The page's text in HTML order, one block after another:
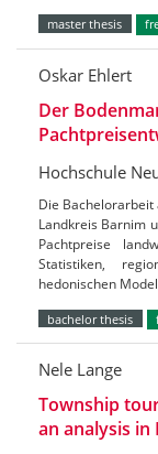
master thesis
Oskar Ehlert
Der
Hochschule
Die
Landkreis Barnim
Pachtpreise
Statistiken,
hedonischen
bachelor thesis
Nele Lange
Township
an analysis